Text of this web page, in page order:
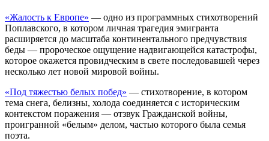
«Жалость к Европе» — одно из программных стихотворений
Поплавского, в котором личная трагедия эмигранта
расширяется до масштаба континентального предчувствия
беды — пророческое ощущение надвигающейся катастрофы,
которое окажется провидческим в свете последовавшей через
несколько лет новой мировой войны.
«Под тяжестью белых побед» — стихотворение, в котором
тема снега, белизны, холода соединяется с историческим
контекстом поражения — отзвук Гражданской войны,
проигранной «белым» делом, частью которого была семья
поэта.